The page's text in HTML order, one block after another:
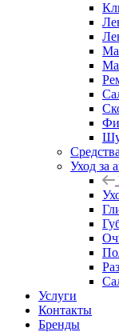
Уход за
Услуги
Контакты
Бренды